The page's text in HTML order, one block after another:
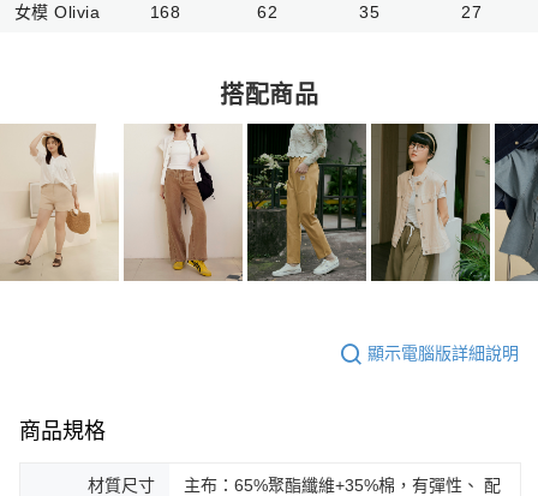
女模 Olivia 168 62 35 27
搭配商品
顯示電腦版詳細說明
商品規格
材質尺寸
主布：65%聚酯纖維+35%棉，有彈性、 配